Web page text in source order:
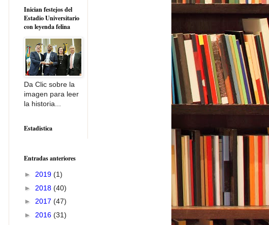
Inician festejos del
Estadio Universitario
con leyenda felina
Da Clic sobre la
imagen para leer
la historia...
Estadistica
Entradas anteriores
► 2019 (1)
► 2018 (40)
► 2017 (47)
► 2016 (31)